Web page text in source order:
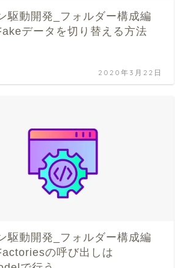
駆動開発_フォルダー構成編
データを切り替える方法
2020年3月22日
駆動開発_フォルダー構成編
の呼び出しは